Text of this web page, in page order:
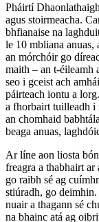
Pháirtí
agus stoirmeacha.
bhfianaise na
le 10 mbliana
an mórchóir go
maith – an t-éileamh
seo i gceist ach
páirteach iontu a
a fhorbairt tuilleadh i
an chomhaid
beaga anuas,
Ar líne aon liosta
freagra a thabhairt ar
go raibh sé ag
stiúradh, go
nuair a thagann sé
na bhainc atá ag